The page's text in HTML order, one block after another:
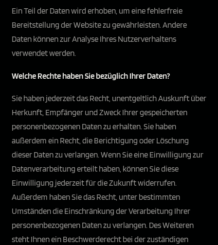
Ein Teil der Daten wird erhoben, um eine fehlerfreie
Bereitstellung der Website zu gewährleisten. Andere
Daten können zur Analyse Ihres Nutzerverhaltens
verwendet werden.
Welche Rechte haben Sie bezüglich Ihrer Daten?
Sie haben jederzeit das Recht, unentgeltlich Auskunft über
Herkunft, Empfänger und Zweck Ihrer gespeicherten
personenbezogenen Daten zu erhalten. Sie haben
außerdem ein Recht, die Berichtigung oder Löschung
dieser Daten zu verlangen. Wenn Sie eine Einwilligung zur
Datenverarbeitung erteilt haben, können Sie diese
Einwilligung jederzeit für die Zukunft widerrufen.
Außerdem haben Sie das Recht, unter bestimmten
Umständen die Einschränkung der Verarbeitung Ihrer
personenbezogenen Daten zu verlangen. Des Weiteren
steht Ihnen ein Beschwerderecht bei der zuständigen